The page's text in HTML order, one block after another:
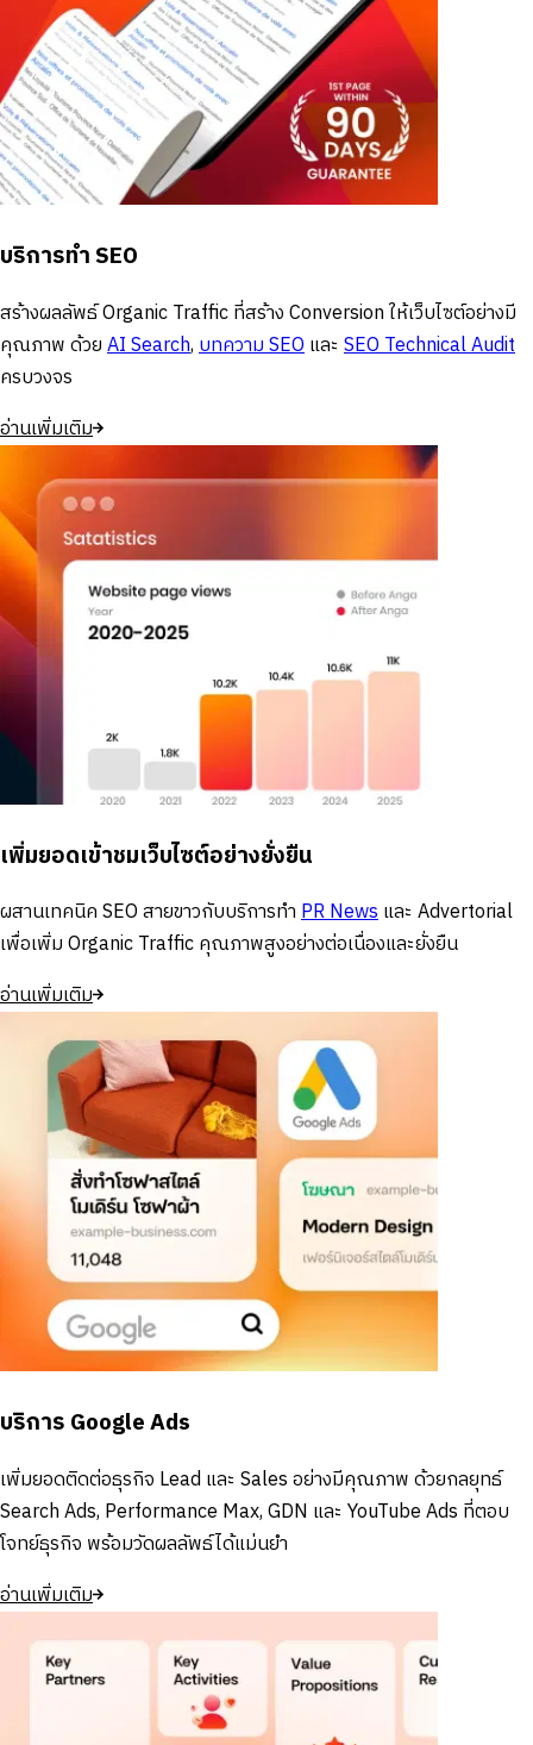
บริการทำ SEO
สร้างผลลัพธ์ Organic Traffic ที่สร้าง Conversion ให้เว็บไซต์อย่างมี
คุณภาพ ด้วยAI Search,บทความ SEOและ SEO Technical Audit
ครบวงจร
อ่านเพิ่มเติม
เพิ่มยอดเข้าชมเว็บไซต์อย่างยั่งยืน
ผสานเทคนิค SEO สายขาวกับบริการทำPR Newsและ Advertorial
เพื่อเพิ่ม Organic Traffic คุณภาพสูงอย่างต่อเนื่องและยั่งยืน
อ่านเพิ่มเติม
บริการ Google Ads
เพิ่มยอดติดต่อธุรกิจ Lead และ Sales อย่างมีคุณภาพ ด้วยกลยุทธ์
Search Ads, Performance Max, GDN และ YouTube Ads ที่ตอบ
โจทย์ธุรกิจ พร้อมวัดผลลัพธ์ได้แม่นยำ
อ่านเพิ่มเติม